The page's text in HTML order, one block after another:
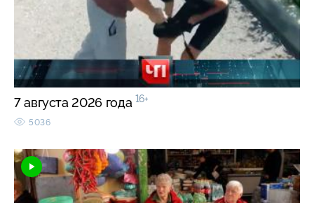
7 августа 2026 года 16+
5036